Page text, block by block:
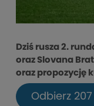
Dziś rusza 2.
oraz Slovana
oraz propozycję
Odbierz